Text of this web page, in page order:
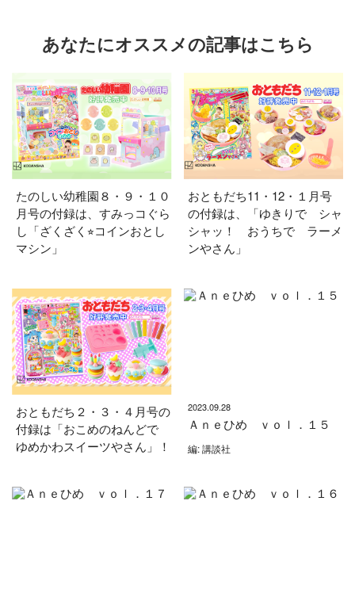
あなたにオススメの記事はこちら
たのしい幼稚園８・９・１０
月号の付録は、すみっコぐら
し「ざくざく⭐︎コインおとし
マシン」
おともだち11・12・１月号
の付録は、「ゆきりで シャ
シャッ！ おうちで ラーメ
ンやさん」
おともだち２・３・４月号の
付録は「おこめのねんどで
ゆめかわスイーツやさん」！
2023.09.28
Ａｎｅひめ ｖｏｌ．１５
編: 講談社